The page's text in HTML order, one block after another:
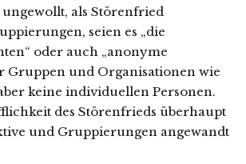
als Störenfried
seien es „die
oder auch „anonyme
Gruppen und Organisationen wie
keine individuellen Personen.
des Störenfrieds überhaupt
und Gruppierungen angewandt